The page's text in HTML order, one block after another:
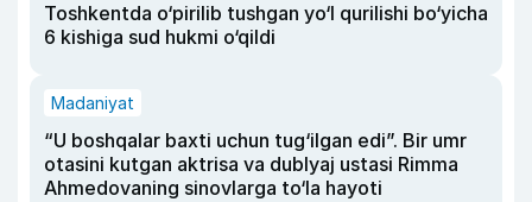
Toshkentda o‘pirilib tushgan yo‘l qurilishi bo‘yicha
6 kishiga sud hukmi o‘qildi
Madaniyat
“U boshqalar baxti uchun tug‘ilgan edi”. Bir umr
otasini kutgan aktrisa va dublyaj ustasi Rimma
Ahmedovaning sinovlarga to‘la hayoti